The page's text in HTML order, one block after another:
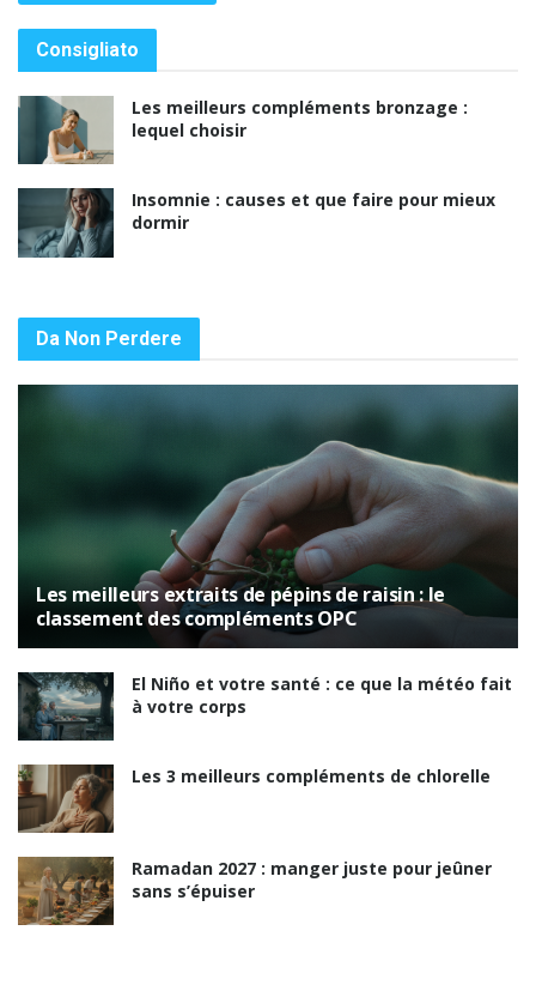
Consigliato
Les meilleurs compléments bronzage :
lequel choisir
Insomnie : causes et que faire pour mieux
dormir
Da Non Perdere
Les meilleurs extraits de pépins de raisin : le
classement des compléments OPC
El Niño et votre santé : ce que la météo fait
à votre corps
Les 3 meilleurs compléments de chlorelle
Ramadan 2027 : manger juste pour jeûner
sans s’épuiser